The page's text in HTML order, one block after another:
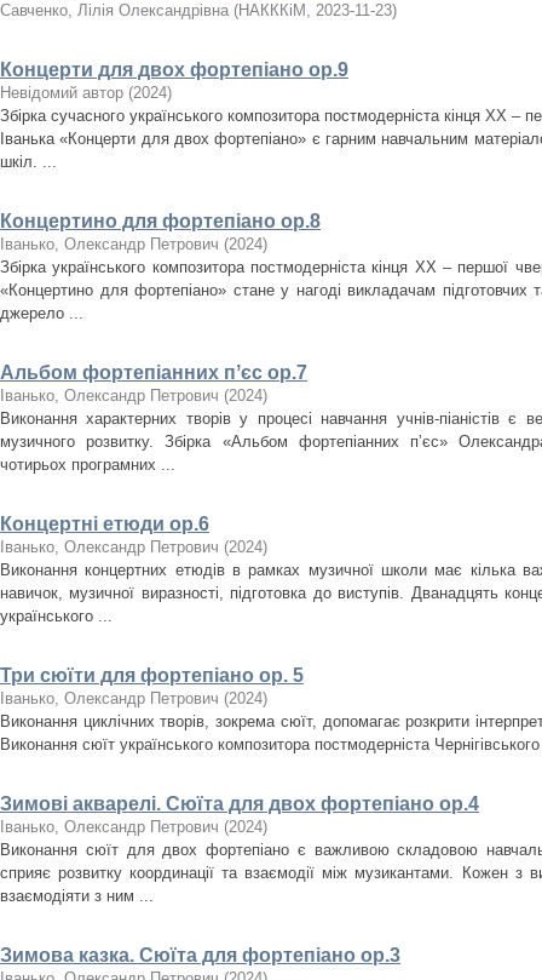
Савченко, Лілія Олександрівна (НАКККіМ , 2023-11-23)
Концерти для двох фортепіано ор.9
Невідомий автор (2024)
Збірка сучасного українського композитора постмодерніста кінця ХХ –
Іванька «Концерти для двох фортепіано» є гарним навчальним
шкіл. ...
Концертино для фортепіано ор.8
Іванько, Олександр Петрович (2024)
Збірка українського композитора постмодерніста кінця ХХ – першої
«Концертино для фортепіано» стане у нагоді викладачам підготовчих
джерело ...
Альбом фортепіанних пʼєс ор.7
Іванько, Олександр Петрович (2024)
Виконання характерних творів у процесі навчання учнів-піаністів
музичного розвитку. Збірка «Альбом фортепіанних пʼєс»
чотирьох програмних ...
Концертні етюди ор.6
Іванько, Олександр Петрович (2024)
Виконання концертних етюдів в рамках музичної школи має кілька
навичок, музичної виразності, підготовка до виступів. Дванадцять
українського ...
Три сюїти для фортепіано ор. 5
Іванько, Олександр Петрович (2024)
Виконання циклічних творів, зокрема сюїт, допомагає розкрити
Виконання сюїт українського композитора постмодерніста
Зимові акварелі. Сюїта для двох фортепіано ор.4
Іванько, Олександр Петрович (2024)
Виконання сюїт для двох фортепіано є важливою складовою
сприяє розвитку координації та взаємодії між музикантами. Кожен з
взаємодіяти з ним ...
Зимова казка. Сюїта для фортепіано ор.3